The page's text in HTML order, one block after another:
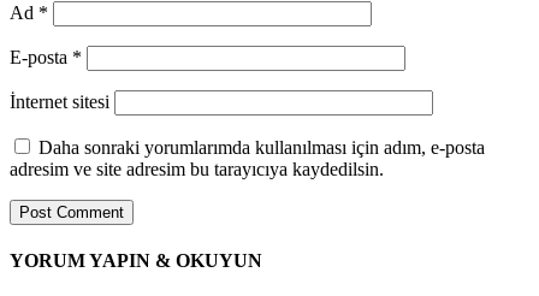
Ad *
E-posta *
İnternet sitesi
Daha sonraki yorumlarımda kullanılması için adım, e-posta
adresim ve site adresim bu tarayıcıya kaydedilsin.
YORUM YAPIN & OKUYUN